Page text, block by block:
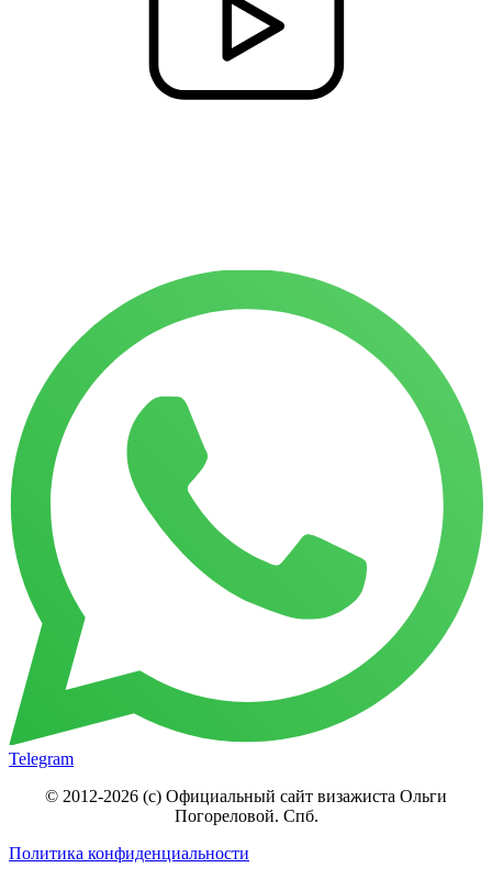
Telegram
© 2012-2026 (c) Официальный сайт визажиста Ольги
Погореловой. Спб.
Политика конфиденциальности